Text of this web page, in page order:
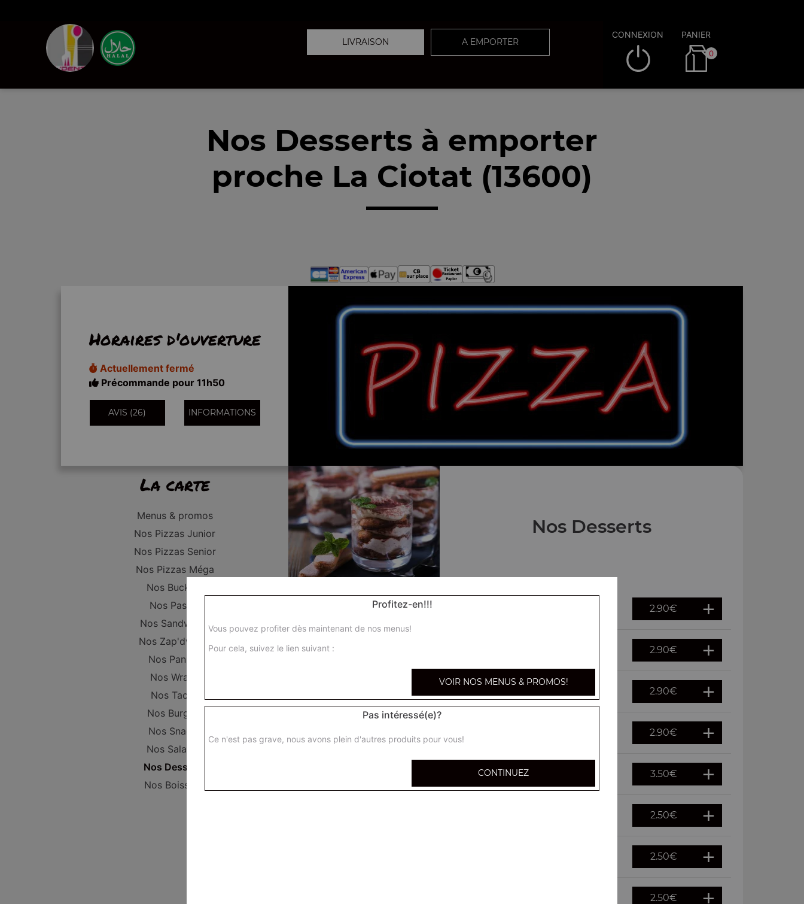
LIVRAISON A EMPORTER
CONNEXION PANIER
0
Nos Desserts à emporter
proche La Ciotat (13600)
Horaires d'ouverture
Actuellement fermé
Précommande pour 11h50
AVIS (26) INFORMATIONS
La carte
Menus & promos
Nos Pizzas Junior
Nos Pizzas Senior
Nos Pizzas Méga
Nos Buckets
Nos Pastas
Nos Sandwichs
Nos Zap'dwichs
Nos Paninis
Nos Wraps
Nos Tacos
Nos Burgers
Nos Snacks
Nos Salades
Nos Desserts
Nos Boissons
Nos Desserts
Tarte au pomme 2.90€
Tarte au citron 2.90€
2.90€
2.90€
3.50€
2.50€
2.50€
2.50€
Profitez-en!!!
Vous pouvez profiter dès maintenant de nos menus!
Pour cela, suivez le lien suivant :
VOIR NOS MENUS & PROMOS!
Pas intéressé(e)?
Ce n'est pas grave, nous avons plein d'autres produits pour vous!
CONTINUEZ